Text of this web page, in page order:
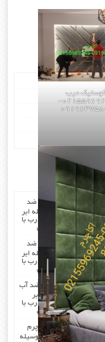
درب
02155969245-
با مرغوب ترین چرم ضد
و چارچوب بوسیله ابر
انجام میشود که درب با
با مرغوب ترین چرم ضد
و چارچوب بوسیله ابر
انجام میشود که درب با
با مرغوب ترین چرم ضد آب
و چارچوب بوسیله ابر
انجام میشود که درب با
با مرغوب ترین چرم
درب و چارچوب بوسیله